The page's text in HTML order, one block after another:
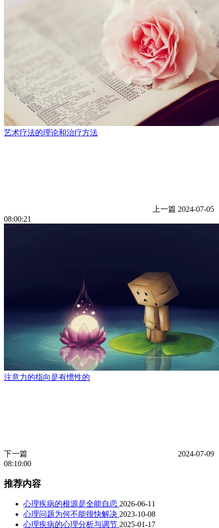
艺术疗法的理论和治疗方法
上一篇 2024-07-05
08:00:21
注意力的指向是有惯性的
下一篇
2024-07-09
08:10:00
推荐内容
心理疾病的根源是全能自恋 2026-06-11
心理问题为何不能很快解决 2023-10-08
心理疾病的心理分析与调节 2025-01-17